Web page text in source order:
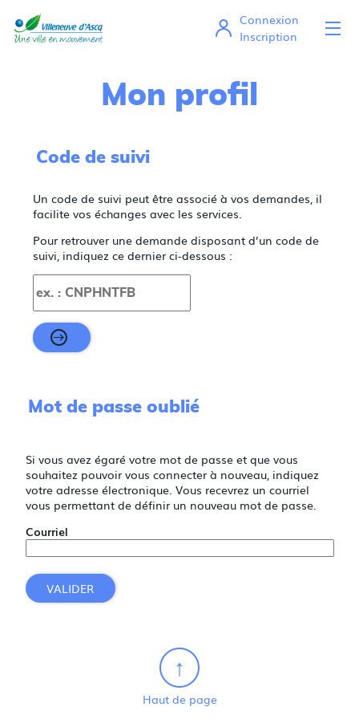
Mes démarches en ligne
Connexion
Inscription
Mon profil
Code de suivi
Un code de suivi peut être associé à vos demandes, il
facilite vos échanges avec les services.
Pour retrouver une demande disposant d’un code de
suivi, indiquez ce dernier ci-dessous :
Code de suivi
Mot de passe oublié
Si vous avez égaré votre mot de passe et que vous
souhaitez pouvoir vous connecter à nouveau, indiquez
votre adresse électronique. Vous recevrez un courriel
vous permettant de définir un nouveau mot de passe.
Courriel
VALIDER
Haut de page